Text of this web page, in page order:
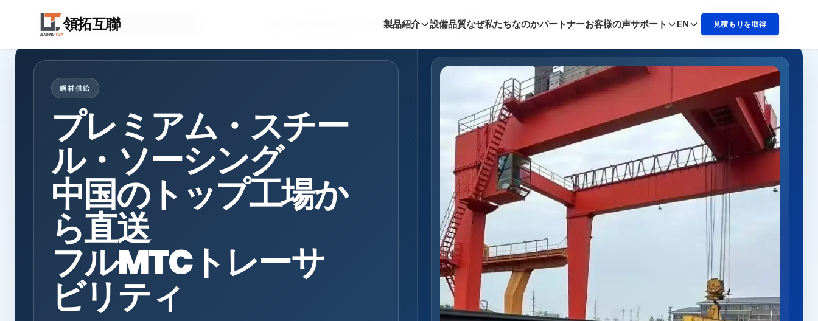
Leading Top Union なぜ私たちなのかパートナーお客様の声サポート JA 見積もりを取得
領拓互聯 製品紹介 設備品質なぜ私たちなのかパートナーお客様の声サポート EN 見積もりを取得
鋼材供給
プレミアム・スチー
ル・ソーシング
中国のトップ工場か
ら直送
フルMTCトレーサ
ビリティ